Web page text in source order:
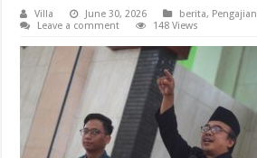
Villa June 30, 2026 berita, Pengajian
Leave a comment
148 Views